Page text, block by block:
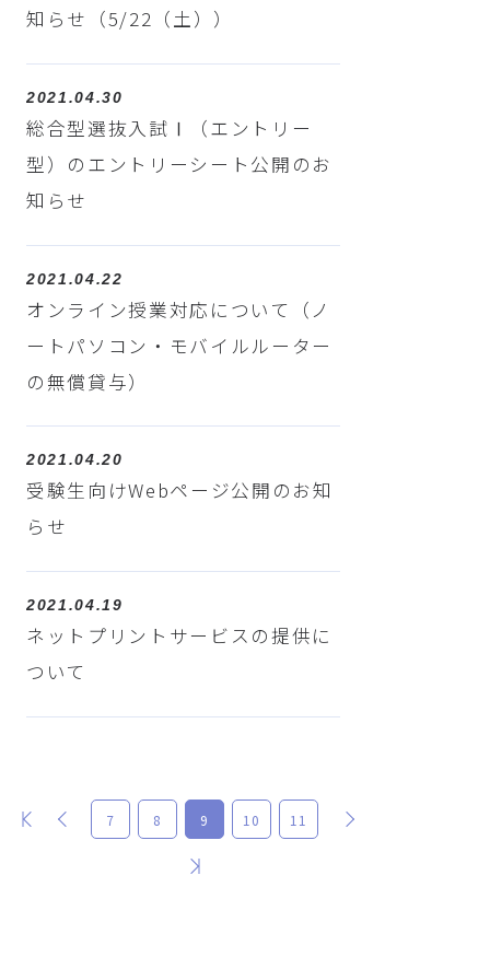
知らせ（5/22（土））
2021.04.30
総合型選抜入試Ⅰ（エントリー
型）のエントリーシート公開のお
知らせ
2021.04.22
オンライン授業対応について（ノ
ートパソコン・モバイルルーター
の無償貸与）
2021.04.20
受験生向けWebページ公開のお知
らせ
2021.04.19
ネットプリントサービスの提供に
ついて
最初 前 7 8 9 10 11
最後